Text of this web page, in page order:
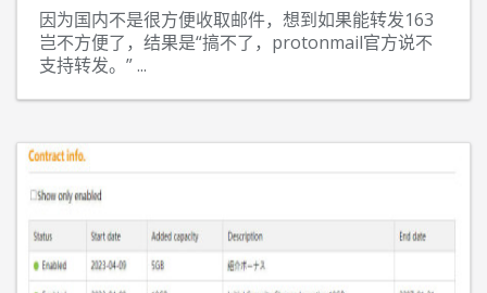
因为国内不是很方便收取邮件，想到如果能转发163
岂不方便了，结果是“搞不了，protonmail官方说不
支持转发。”...